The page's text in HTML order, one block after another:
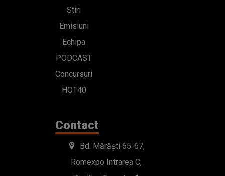
Stiri
Emisiuni
Echipa
PODCAST
Concursuri
HOT40
Contact
Bd. Mărăști 65-67,
Romexpo Intrarea C,